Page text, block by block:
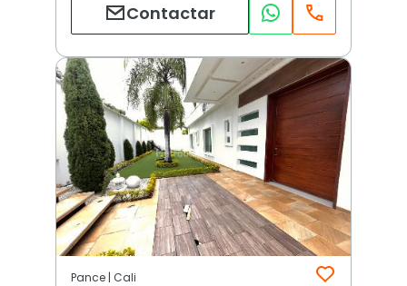
Contactar
Pance | Cali